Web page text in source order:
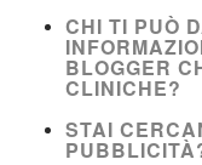
CHI TI PUÒ
BLOGGER
CLINICHE?
STAI